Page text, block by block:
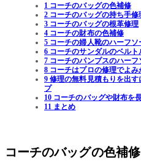
1 コーチのバッグの色補修
2 コーチのバッグの持ち手修
3 コーチのバッグの根革修理
4 コーチの財布の色補修
5 コーチの婦人靴のハーフソ
6 コーチのサンダルのベルト
7 コーチのパンプスのハー
8 コーチはプロの修理でよみ
9 修理の無料見積もりを出
プ
10 コーチのバッグや財布を
11 まとめ
コーチのバッグの色補修